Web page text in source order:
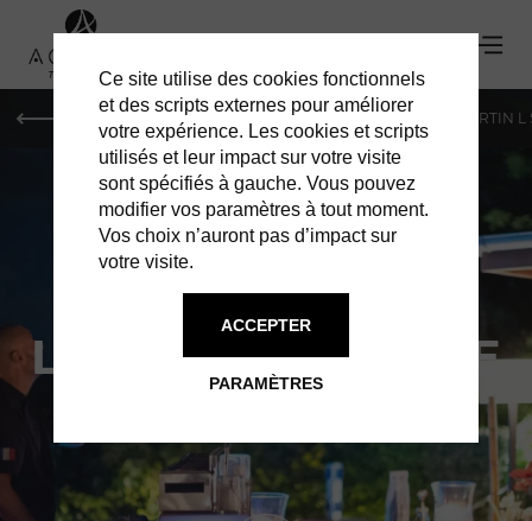
MONACO GENÈVE ST-MARTIN
LA QUINTESSENCE
PIZZAÏOLO PRIVÉ À DOMICILE !
Ce site utilise des cookies fonctionnels
et des scripts externes pour améliorer
votre expérience. Les cookies et scripts
utilisés et leur impact sur votre visite
sont spécifiés à gauche. Vous pouvez
modifier vos paramètres à tout moment.
Vos choix n’auront pas d’impact sur
votre visite.
PARAMÈTRES
ACCEPTER